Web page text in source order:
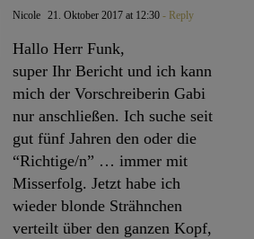
Nicole 21. Oktober 2017 at 12:30 - Reply
Hallo Herr Funk,
super Ihr Bericht und ich kann
mich der Vorschreiberin Gabi
nur anschließen. Ich suche seit
gut fünf Jahren den oder die
“Richtige/n” … immer mit
Misserfolg. Jetzt habe ich
wieder blonde Strähnchen
verteilt über den ganzen Kopf,